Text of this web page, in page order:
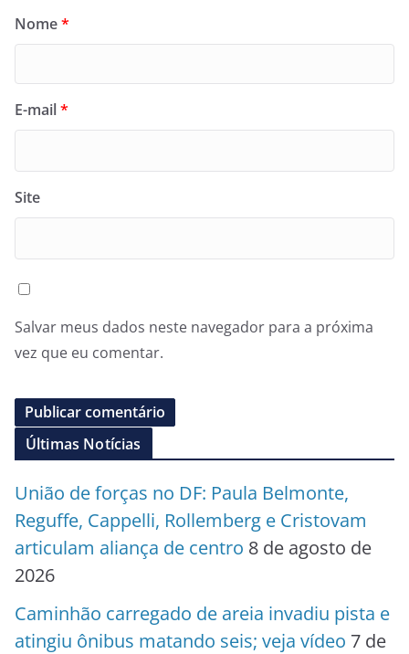
Nome*
E-mail*
Site
Salvar meus dados neste navegador para a próxima
vez que eu comentar.
Últimas Notícias
União de forças no DF: Paula Belmonte,
Reguffe, Cappelli, Rollemberg e Cristovam
articulam aliança de centro 8 de agosto de
2026
Caminhão carregado de areia invadiu pista e
atingiu ônibus matando seis; veja vídeo 7 de